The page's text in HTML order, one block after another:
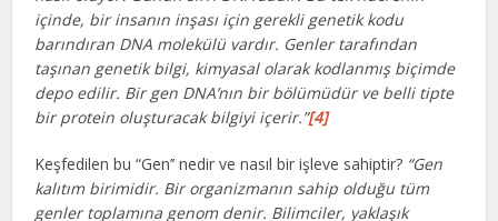
içinde, bir insanın inşası için gerekli genetik kodu
barındıran DNA molekülü vardır. Genler tarafından
taşınan genetik bilgi, kimyasal olarak kodlanmış biçimde
depo edilir. Bir gen DNA’nın bir bölümüdür ve belli tipte
bir protein oluşturacak bilgiyi içerir.”[4]
Keşfedilen bu “Gen’’ nedir ve nasıl bir işleve sahiptir? “Gen
kalıtım birimidir. Bir organizmanın sahip olduğu tüm
genler toplamına genom denir. Bilimciler, yaklaşık